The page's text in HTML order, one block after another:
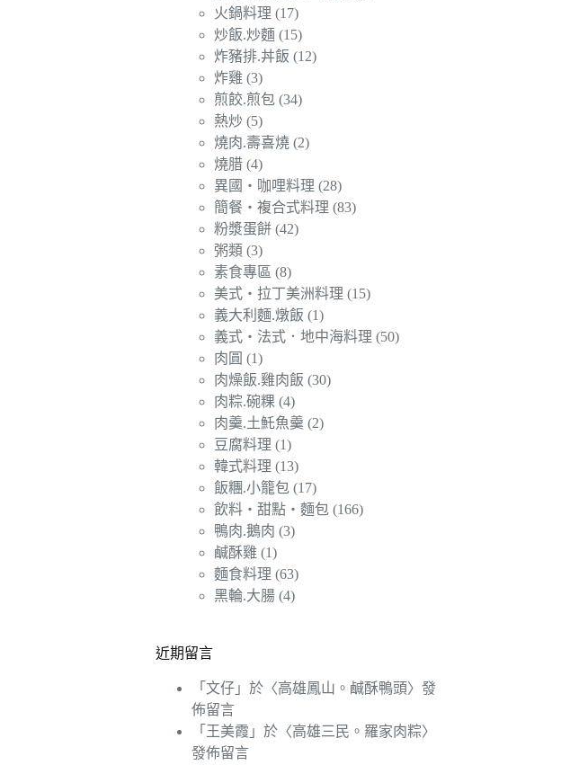
火鍋料理 (17)
炒飯.炒麵 (15)
炸豬排.丼飯 (12)
炸雞 (3)
煎餃.煎包 (34)
熱炒 (5)
燒肉.壽喜燒 (2)
燒腊 (4)
異國‧咖哩料理 (28)
簡餐‧複合式料理 (83)
粉漿蛋餅 (42)
粥類 (3)
素食專區 (8)
美式‧拉丁美洲料理 (15)
義大利麵.燉飯 (1)
義式‧法式．地中海料理 (50)
肉圓 (1)
肉燥飯.雞肉飯 (30)
肉粽.碗粿 (4)
肉羹.土魠魚羹 (2)
豆腐料理 (1)
韓式料理 (13)
飯糰.小籠包 (17)
飲料‧甜點‧麵包 (166)
鴨肉.鵝肉 (3)
鹹酥雞 (1)
麵食料理 (63)
黑輪.大腸 (4)
近期留言
「文仔 」於〈高雄鳳山。鹹酥鴨頭〉發
佈留言
「 王美霞 」於〈高雄三民。羅家肉粽〉
發佈留言